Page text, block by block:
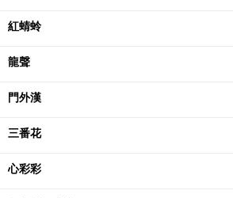
紅蜻蛉
龍聲
門外漢
三番花
心彩彩